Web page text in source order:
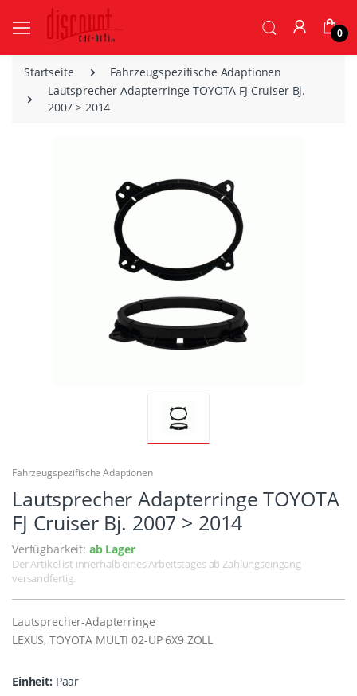
0
Startseite
Fahrzeugspezifische Adaptionen
Lautsprecher Adapterringe TOYOTA FJ Cruiser Bj.
2007 > 2014
Fahrzeugspezifische Adaptionen
Lautsprecher Adapterringe TOYOTA
FJ Cruiser Bj. 2007 > 2014
Verfügbarkeit: ab Lager
Der Artikel ist innerhalb eines Arbeitstages ab Zahlungseingang
versandfertig.
Lautsprecher-Adapterringe
LEXUS, TOYOTA MULTI 02-UP 6X9 ZOLL
Einheit: Paar